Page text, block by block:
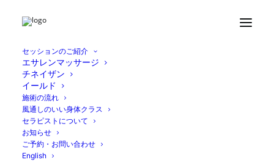
セッションのご紹介
エサレンマッサージ
チネイザン
イールド
施術の流れ
風通しのいい身体クラス
セラピストについて
お知らせ
ご予約・お問い合わせ
English